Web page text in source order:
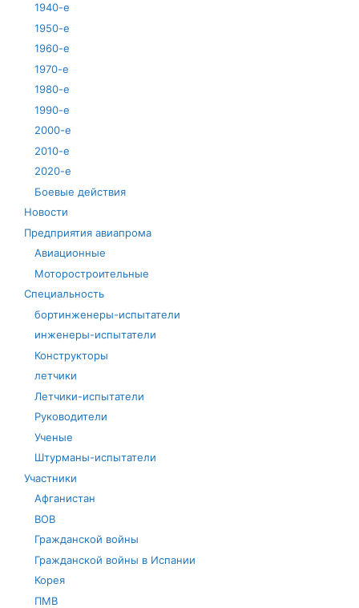
1940-е
1950-е
1960-е
1970-е
1980-е
1990-е
2000-е
2010-е
2020-е
Боевые действия
Новости
Предприятия авиапрома
Авиационные
Моторостроительные
Специальность
бортинженеры-испытатели
инженеры-испытатели
Конструкторы
летчики
Летчики-испытатели
Руководители
Ученые
Штурманы-испытатели
Участники
Афганистан
ВОВ
Гражданской войны
Гражданской войны в Испании
Корея
ПМВ